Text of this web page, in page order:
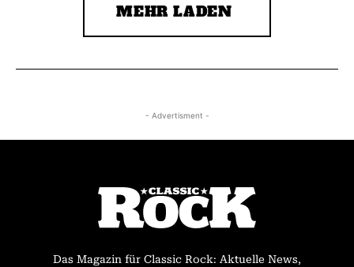
MEHR LADEN
- Advertisment -
Das Magazin für Classic Rock: Aktuelle News,